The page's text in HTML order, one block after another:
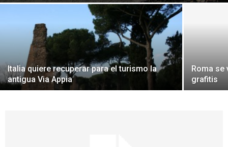
Italia quiere recuperar para el turismo la
antigua Via Appia
Roma se
grafitis